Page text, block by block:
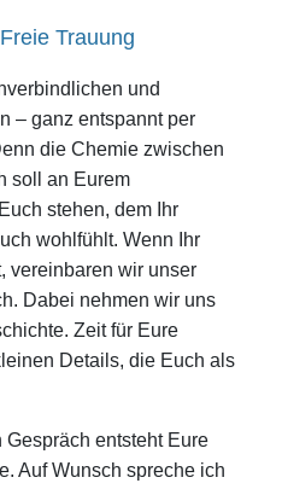
Trauung
und
– ganz entspannt per
die Chemie zwischen
soll an Eurem
stehen, dem Ihr
wohlfühlt. Wenn Ihr
vereinbaren wir unser
Dabei nehmen wir uns
Zeit für Eure
Details, die Euch als
entsteht Eure
Auf Wunsch spreche ich